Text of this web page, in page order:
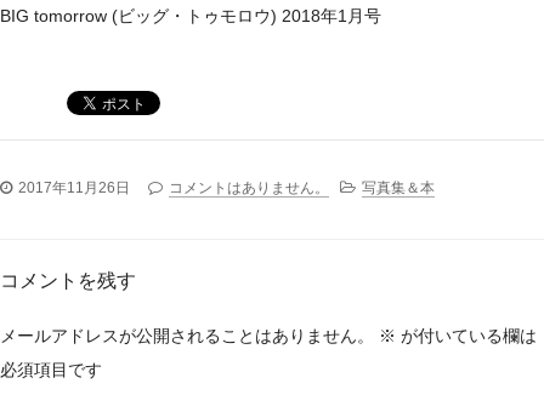
BIG tomorrow (ビッグ・トゥモロウ) 2018年1月号
2017年11月26日 コメントはありません。 写真集＆本
コメントを残す
メールアドレスが公開されることはありません。 ※ が付いている欄は
必須項目です